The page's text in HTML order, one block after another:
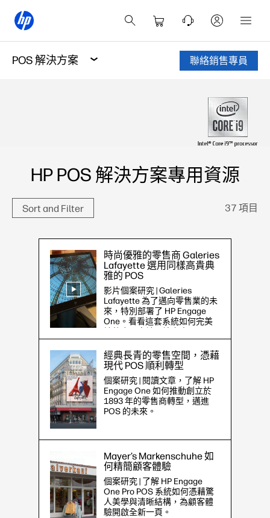
POS 解決方案 聯絡銷售專員
HP POS 解決方案專用資源
Sort and Filter 37 項目
時尚優雅的零售商 Galeries
Lafayette 選用同樣高貴典
雅的 POS
影片個案研究 | Galeries
Lafayette 為了邁向零售業的未
來，特別部署了 HP Engage
One。看看這套系統如何完美
經典長青的零售空間，憑藉
現代 POS 順利轉型
個案研究 | 閱讀文章，了解 HP
Engage One 如何推動創立於
1893 年的零售商轉型，邁進
POS 的未來。
Mayer’s Markenschuhe 如
何精簡顧客體驗
個案研究 | 了解 HP Engage
One Pro POS 系統如何憑藉驚
人美學與清晰結構，為顧客體
驗開啟全新一頁。